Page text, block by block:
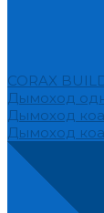
CORAX
Дымоход
Дымоход
Дымоход